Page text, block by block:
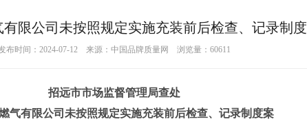
限公司未按照规定实施充装前后检查、记录制度
布时间：2024-07-12 来源： 中国品牌质量网 浏览量： 60611
招远市市场监督管理局查处
气有限公司未按照规定实施充装前后检查、记录制度案